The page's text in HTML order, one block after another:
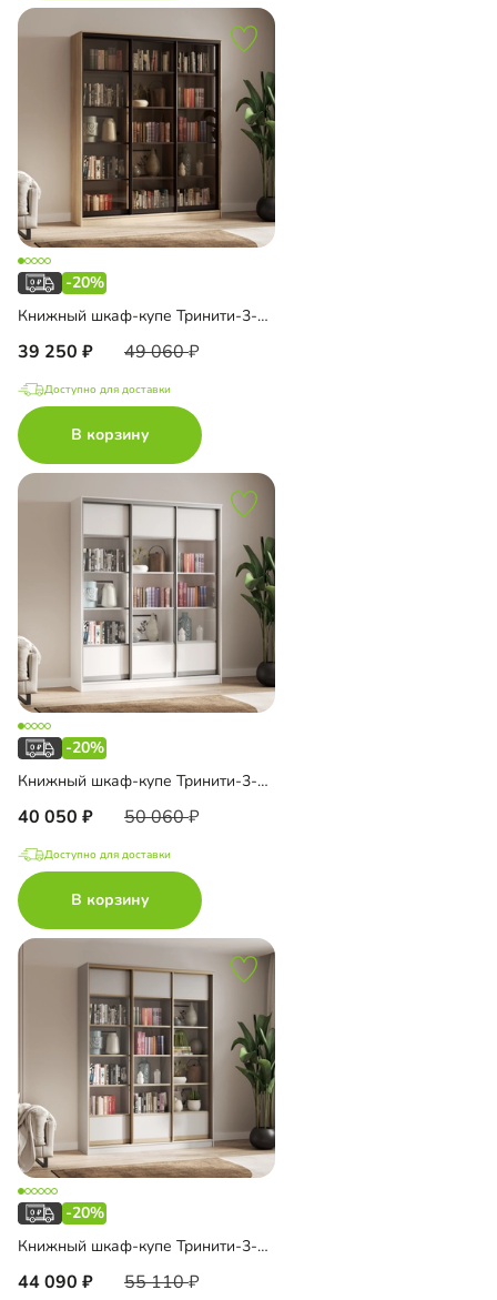
-20%
Книжный шкаф-купе Тринити-3-1 4 полки
39 250 49 060
Доступно для доставки
В корзину
-20%
Книжный шкаф-купе Тринити-3-2 4 полки
40 050 50 060
Доступно для доставки
В корзину
-20%
Книжный шкаф-купе Тринити-3-2 5 полок
44 090 55 110